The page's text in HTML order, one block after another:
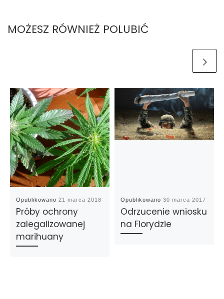
MOŻESZ RÓWNIEŻ POLUBIĆ
Opublikowano21 marca 2018
Próby ochrony
zalegalizowanej
marihuany
Opublikowano30 marca 2017
Odrzucenie wniosku
na Florydzie